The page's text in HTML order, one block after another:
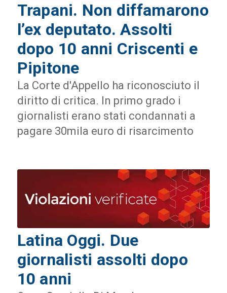
Trapani. Non diffamarono
l’ex deputato. Assolti
dopo 10 anni Criscenti e
Pipitone
La Corte d'Appello ha riconosciuto il
diritto di critica. In primo grado i
giornalisti erano stati condannati a
pagare 30mila euro di risarcimento
Latina Oggi. Due
giornalisti assolti dopo
10 anni